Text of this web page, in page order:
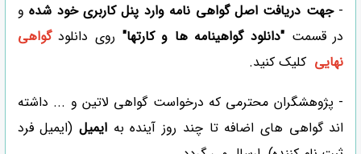
-جهت دریافت اصل گواهی نامه وارد پنل کاربری خود شدهو
در قسمت "دانلود گواهینامه ها و کارتها" روی دانلودگواهی
نهایی کلیک کنید.
- پژوهشگران محترمی که درخواست گواهی لاتین و ... داشته
اند گواهی های اضافه تا چند روز آینده به ایمیل (ایمیل فرد